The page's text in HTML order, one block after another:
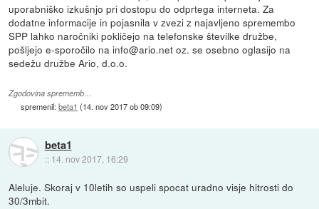
uporabniško izkušnjo pri dostopu do odprtega interneta. Za
dodatne informacije in pojasnila v zvezi z najavljeno spremembo
SPP lahko naročniki pokličejo na telefonske številke družbe,
pošljejo e-sporočilo na info@ario.net oz. se osebno oglasijo na
sedežu družbe Ario, d.o.o.
Zgodovina sprememb…
spremenil:beta1 (14. nov 2017 ob 09:09)
beta1
:: 14. nov 2017, 16:29
Aleluje. Skoraj v 10letih so uspeli spocat uradno visje hitrosti do
30/3mbit.